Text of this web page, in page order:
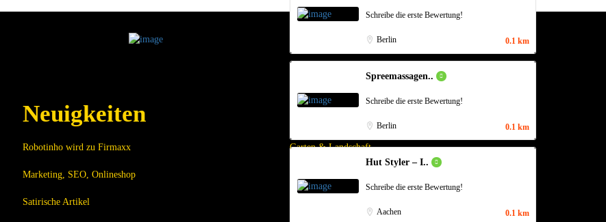
Schreibe die erste Bewertung!
Berlin 0.1 km
Spreemassagen..
Schreibe die erste Bewertung!
Berlin 0.1 km
Hut Styler – I..
Schreibe die erste Bewertung!
Aachen 0.1 km
Neuigkeiten
Robotinho wird zu Firmaxx
Marketing, SEO, Onlineshop
Satirische Artikel
Kategorien
Garten & Landschaft